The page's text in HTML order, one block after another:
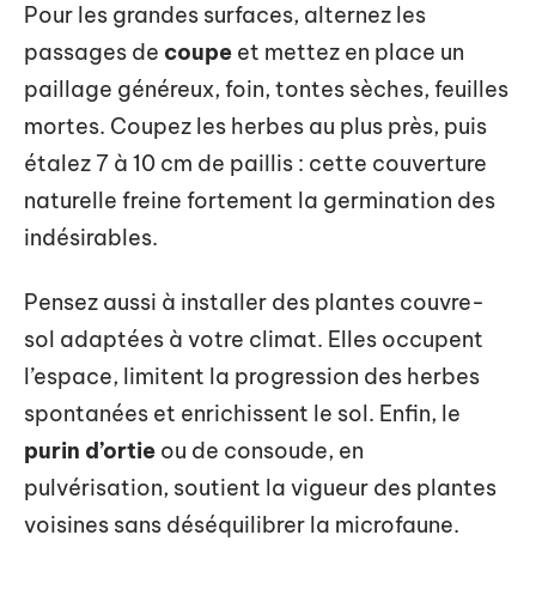
Pour les grandes surfaces, alternez les
passages de coupe et mettez en place un
paillage généreux, foin, tontes sèches, feuilles
mortes. Coupez les herbes au plus près, puis
étalez 7 à 10 cm de paillis : cette couverture
naturelle freine fortement la germination des
indésirables.
Pensez aussi à installer des plantes couvre-
sol adaptées à votre climat. Elles occupent
l’espace, limitent la progression des herbes
spontanées et enrichissent le sol. Enfin, le
purin d’ortie ou de consoude, en
pulvérisation, soutient la vigueur des plantes
voisines sans déséquilibrer la microfaune.